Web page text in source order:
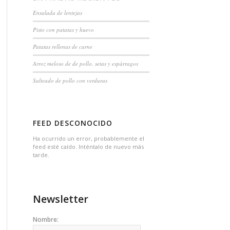
Ensalada de lentejas
Pisto con patatas y huevo
Patatas rellenas de carne
Arroz meloso de de pollo, setas y espárragos
Salteado de pollo con verduras
FEED DESCONOCIDO
Ha ocurrido un error, probablemente el
feed esté caído. Inténtalo de nuevo más
tarde.
Newsletter
Nombre: